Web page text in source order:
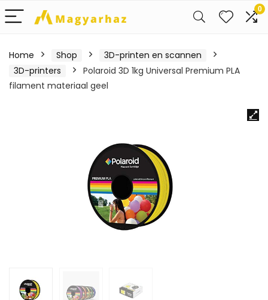
0
Home Shop
3D-printen en scannen
3D-printers
Polaroid 3D 1kg Universal Premium PLA
filament materiaal geel